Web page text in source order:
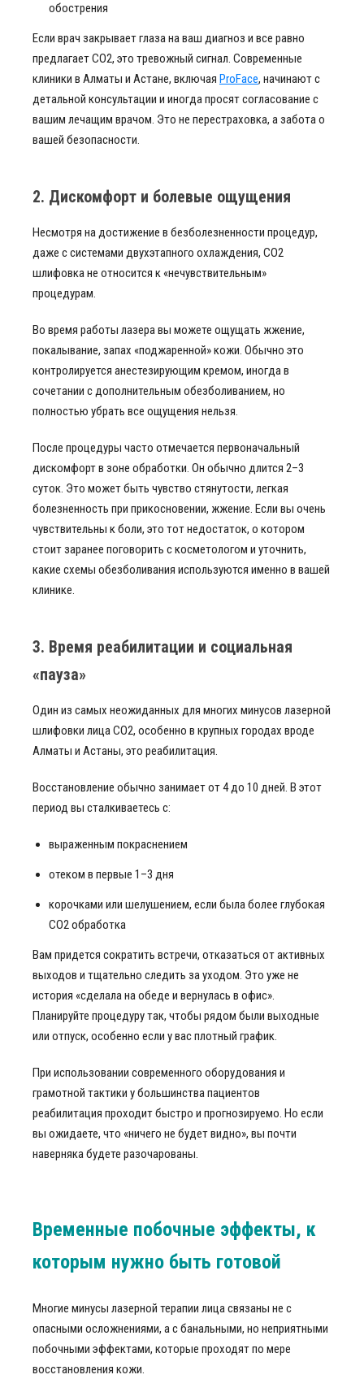
обострения
Если врач закрывает глаза на ваш диагноз и все равно
предлагает CO2, это тревожный сигнал. Современные
клиники в Алматы и Астане, включая ProFace, начинают с
детальной консультации и иногда просят согласование с
вашим лечащим врачом. Это не перестраховка, а забота о
вашей безопасности.
2. Дискомфорт и болевые ощущения
Несмотря на достижение в безболезненности процедур,
даже с системами двухэтапного охлаждения, СО2
шлифовка не относится к «нечувствительным»
процедурам.
Во время работы лазера вы можете ощущать жжение,
покалывание, запах «поджаренной» кожи. Обычно это
контролируется анестезирующим кремом, иногда в
сочетании с дополнительным обезболиванием, но
полностью убрать все ощущения нельзя.
После процедуры часто отмечается первоначальный
дискомфорт в зоне обработки. Он обычно длится 2–3
суток. Это может быть чувство стянутости, легкая
болезненность при прикосновении, жжение. Если вы очень
чувствительны к боли, это тот недостаток, о котором
стоит заранее поговорить с косметологом и уточнить,
какие схемы обезболивания используются именно в вашей
клинике.
3. Время реабилитации и социальная
«пауза»
Один из самых неожиданных для многих минусов лазерной
шлифовки лица CO2, особенно в крупных городах вроде
Алматы и Астаны, это реабилитация.
Восстановление обычно занимает от 4 до 10 дней. В этот
период вы сталкиваетесь с:
выраженным покраснением
отеком в первые 1–3 дня
корочками или шелушением, если была более глубокая
СО2 обработка
Вам придется сократить встречи, отказаться от активных
выходов и тщательно следить за уходом. Это уже не
история «сделала на обеде и вернулась в офис».
Планируйте процедуру так, чтобы рядом были выходные
или отпуск, особенно если у вас плотный график.
При использовании современного оборудования и
грамотной тактики у большинства пациентов
реабилитация проходит быстро и прогнозируемо. Но если
вы ожидаете, что «ничего не будет видно», вы почти
наверняка будете разочарованы.
Временные побочные эффекты, к
которым нужно быть готовой
Многие минусы лазерной терапии лица связаны не с
опасными осложнениями, а с банальными, но неприятными
побочными эффектами, которые проходят по мере
восстановления кожи.